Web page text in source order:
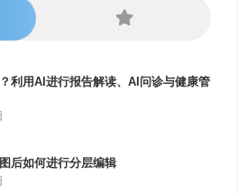
利用AI进行报告解读、AI问诊与健康管
后如何进行分层编辑